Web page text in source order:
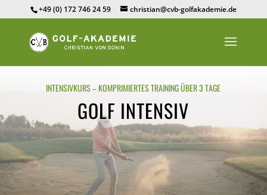
+49 (0) 172 746 24 59 christian@cvb-golfakademie.de
INTENSIVKURS – KOMPRIMIERTES TRAINING ÜBER 3 TAGE
GOLF INTENSIV